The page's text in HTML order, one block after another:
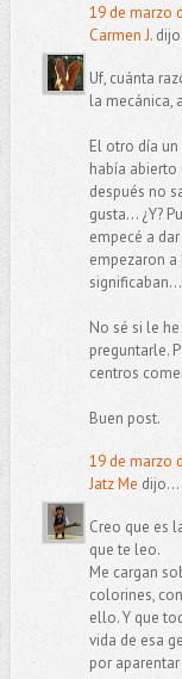
19 de marzo
Carmen J.
Uf, cuánta
la mecánica,
El otro día
había abierto
después no
gusta... ¿Y?
empecé a
empezaron
significaban...
No sé si le
preguntarle.
centros
Buen post.
19 de marzo
Jatz Me dijo...
Creo que es
que te leo.
Me cargan
colorines,
ello. Y que
vida de esa
por